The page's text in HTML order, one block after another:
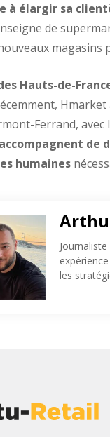
à élargir sa
de
Hauts-de-
Ferrand,
de
humaines
les